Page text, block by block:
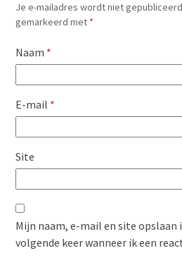
Je e-mailadres wordt niet
gemarkeerd met *
Naam *
E-mail *
Site
Mijn naam, e-mail en site opslaan
volgende keer wanneer ik een